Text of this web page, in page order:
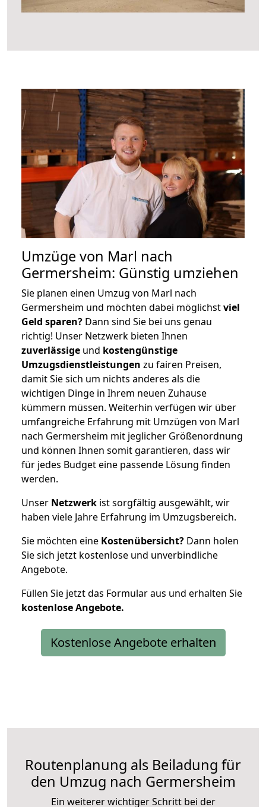
Umzüge von Marl nach
Germersheim: Günstig umziehen
Sie planen einen Umzug von Marl nach
Germersheim und möchten dabei möglichstviel
Geld sparen? Dann sind Sie bei uns genau
richtig! Unser Netzwerk bieten Ihnen
zuverlässige und kostengünstige
Umzugsdienstleistungen zu fairen Preisen,
damit Sie sich um nichts anderes als die
wichtigen Dinge in Ihrem neuen Zuhause
kümmern müssen. Weiterhin verfügen wir über
umfangreiche Erfahrung mit Umzügen von Marl
nach Germersheim mit jeglicher Größenordnung
und können Ihnen somit garantieren, dass wir
für jedes Budget eine passende Lösung finden
werden.
Unser Netzwerk ist sorgfältig ausgewählt, wir
haben viele Jahre Erfahrung im Umzugsbereich.
Sie möchten eine Kostenübersicht? Dann holen
Sie sich jetzt kostenlose und unverbindliche
Angebote.
Füllen Sie jetzt das Formular aus und erhalten Sie
kostenloseAngebote.
Kostenlose Angebote erhalten
Routenplanung als Beiladung für
den Umzug nach Germersheim
Ein weiterer wichtiger Schritt bei der